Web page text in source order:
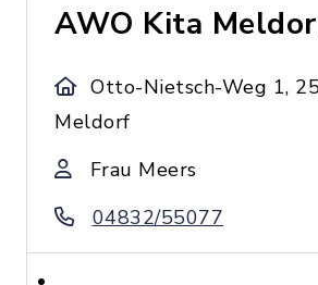
AWO Kita
Otto-Nietsch-Weg 1,
Meldorf
Frau Meers
04832/55077